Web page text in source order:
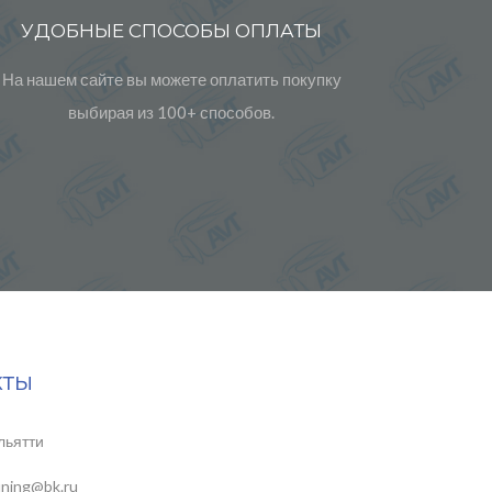
УДОБНЫЕ СПОСОБЫ ОПЛАТЫ
На нашем сайте вы можете оплатить покупку
выбирая из 100+ способов.